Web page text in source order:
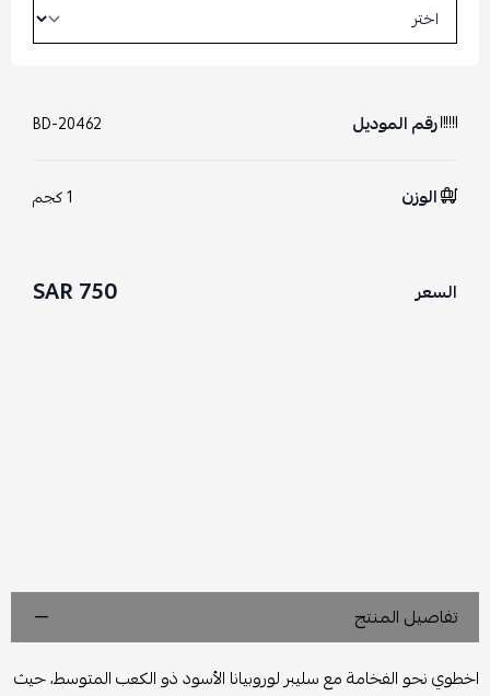
رقم الموديل BD-20462
الوزن 1 كجم
السعر 750 SAR
تفاصيل المنتج
اخطوي نحو الفخامة مع سليبر لوروبيانا الأسود ذو الكعب المتوسط، حيث